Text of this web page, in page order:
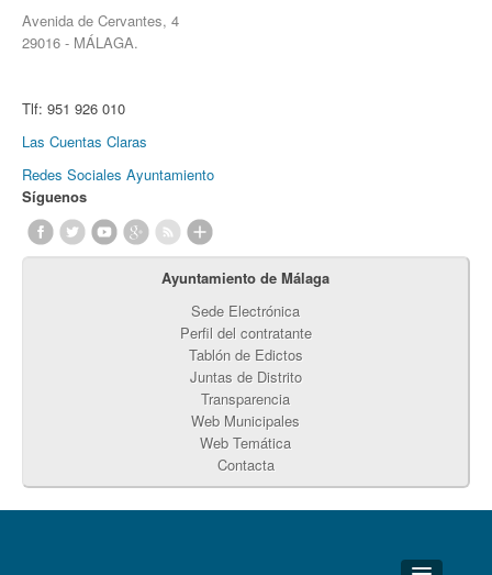
Avenida de Cervantes, 4
29016 - MÁLAGA.
Tlf: 951 926 010
Las Cuentas Claras
Redes Sociales Ayuntamiento
Síguenos
Ayuntamiento de Málaga
Sede Electrónica
Perfil del contratante
Tablón de Edictos
Juntas de Distrito
Transparencia
Web Municipales
Web Temática
Contacta